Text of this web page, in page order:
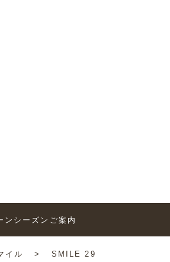
ンシーズンご案内
イル > SMILE 29